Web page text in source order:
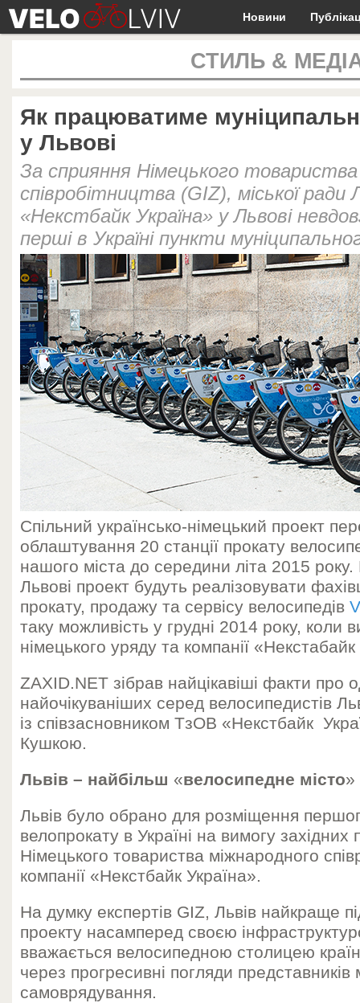
Новини
СТИЛЬ &
Як працюватиме
у Львові
За сприяння Німецького
співробітництва (GIZ), міської ради
«Некстбайк Україна» у Львові
перші в Україні пункти
Спільний українсько-німецький проект
облаштування 20 станції прокату
нашого міста до середини літа 2015
Львові проект будуть реалізовувати
прокату, продажу та сервісу велосипедів
таку можливість у грудні 2014 року, коли
німецького уряду та компанії
ZAXID.NET зібрав найцікавіші факти про
найочікуваніших серед велосипедистів
із співзасновником ТзОВ «Некстбайк
Кушкою.
Львів – найбільш «велосипедне місто»
Львів було обрано для розміщення
велопрокату в Україні на вимогу західних
Німецького товариства міжнародного
компанії «Некстбайк Україна».
На думку експертів GIZ, Львів найкраще
проекту насамперед своєю
вважається велосипедною столицею
через прогресивні погляди представників
самоврядування.